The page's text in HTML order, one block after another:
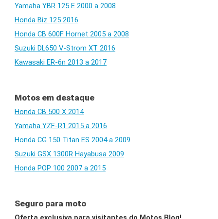
Yamaha YBR 125 E 2000 a 2008
Honda Biz 125 2016
Honda CB 600F Hornet 2005 a 2008
Suzuki DL650 V-Strom XT 2016
Kawasaki ER-6n 2013 a 2017
Motos em destaque
Honda CB 500 X 2014
Yamaha YZF-R1 2015 a 2016
Honda CG 150 Titan ES 2004 a 2009
Suzuki GSX 1300R Hayabusa 2009
Honda POP 100 2007 a 2015
Seguro para moto